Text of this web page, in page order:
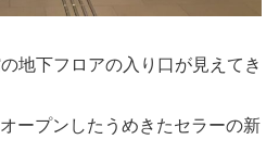
地下フロアの入り口が見えてき
ープンしたうめきたセラーの新